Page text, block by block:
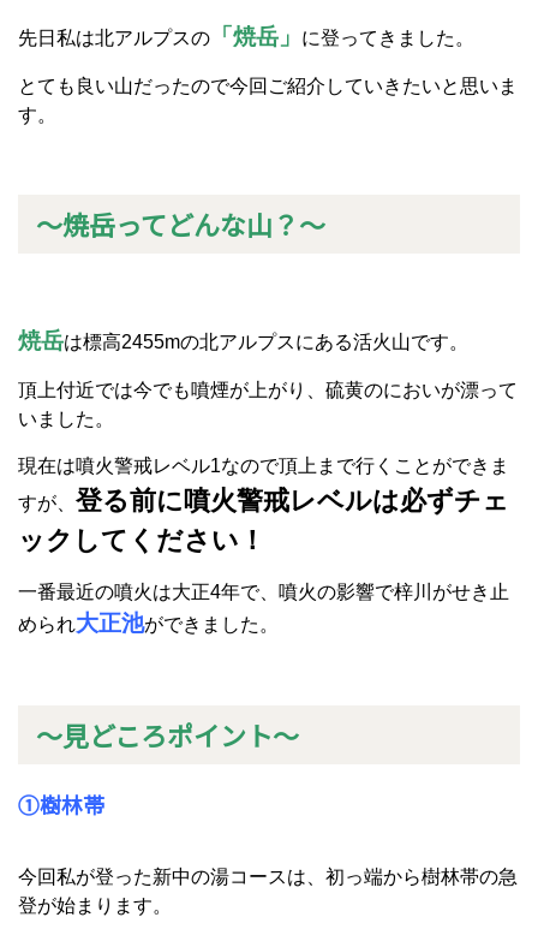
先日私は北アルプスの 「焼岳」 に登ってきました。
とても良い山だったので今回ご紹介していきたいと思いま
す。
～焼岳ってどんな山？～
焼岳は標高2455mの北アルプスにある活火山です。
頂上付近では今でも噴煙が上がり、硫黄のにおいが漂って
いました。
現在は噴火警戒レベル1なので頂上まで行くことができま
すが、 登る前に噴火警戒レベルは必ずチェ
ックしてください！
一番最近の噴火は大正4年で、噴火の影響で梓川がせき止
められ大正池ができました。
～見どころポイント～
①樹林帯
今回私が登った新中の湯コースは、初っ端から樹林帯の急
登が始まります。